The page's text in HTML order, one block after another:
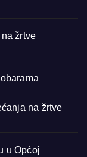
žrtve
na žrtve
u Općoj